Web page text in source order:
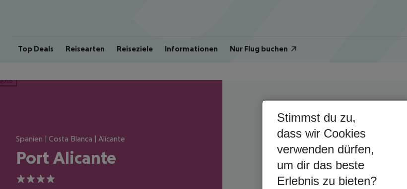
Top Deals Reisearten Reiseziele Informationen Nur Flug buchen
Spanien | Costa Blanca | Alicante
Port Alicante
4
Stimmst du zu,
dass wir Cookies
verwenden dürfen,
um dir das beste
Erlebnis zu bieten?